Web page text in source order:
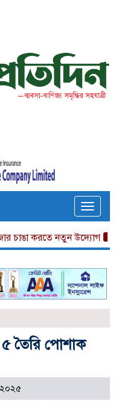
Toggle
করতে নতুন উদ্যোগ চারটি
তৈরি পোশাক